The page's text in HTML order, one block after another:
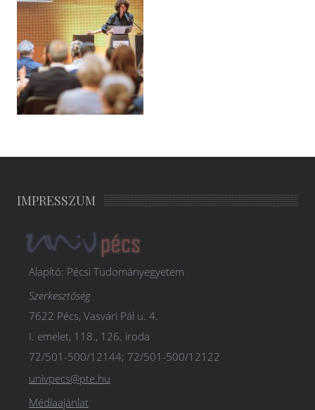
IMPRESSZUM
Alapító: Pécsi Tudományegyetem
Szerkesztőség
7622 Pécs, Vasvári Pál u. 4.
I. emelet, 118., 126. iroda
72/501-500/12144; 72/501-500/12122
univpecs@pte.hu
Médiaajánlat